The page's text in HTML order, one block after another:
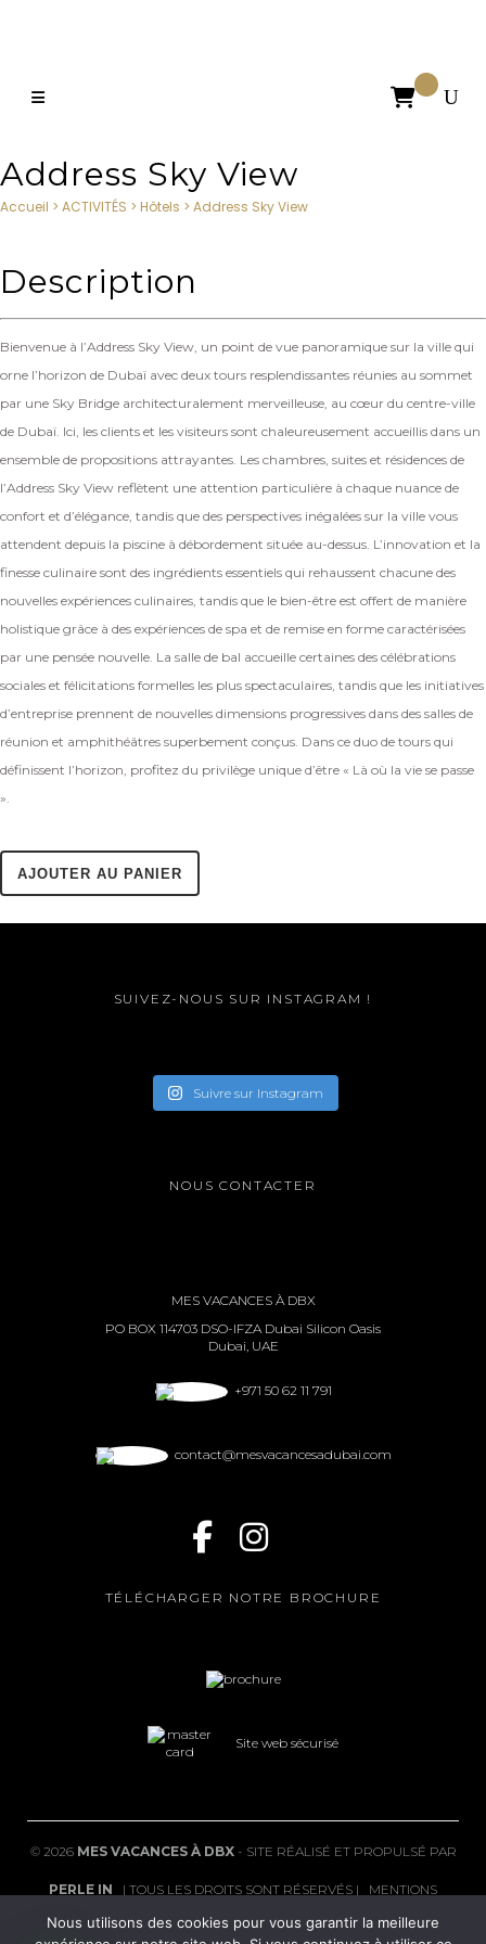

Address Sky View
Accueil > ACTIVITÉS > Hôtels > Address Sky View
Description
Bienvenue à l’Address Sky View, un point de vue panoramique sur la ville qui
orne l’horizon de Dubaï avec deux tours resplendissantes réunies au sommet
par une Sky Bridge architecturalement merveilleuse, au cœur du centre-ville
de Dubaï. Ici, les clients et les visiteurs sont chaleureusement accueillis dans un
ensemble de propositions attrayantes. Les chambres, suites et résidences de
l’Address Sky View reflètent une attention particulière à chaque nuance de
confort et d’élégance, tandis que des perspectives inégalées sur la ville vous
attendent depuis la piscine à débordement située au-dessus. L’innovation et la
finesse culinaire sont des ingrédients essentiels qui rehaussent chacune des
nouvelles expériences culinaires, tandis que le bien-être est offert de manière
holistique grâce à des expériences de spa et de remise en forme caractérisées
par une pensée nouvelle. La salle de bal accueille certaines des célébrations
sociales et félicitations formelles les plus spectaculaires, tandis que les initiatives
d’entreprise prennent de nouvelles dimensions progressives dans des salles de
réunion et amphithéâtres superbement conçus. Dans ce duo de tours qui
définissent l’horizon, profitez du privilège unique d’être « Là où la vie se passe
».
AJOUTER AU PANIER
SUIVEZ-NOUS SUR INSTAGRAM !
Suivre sur Instagram
NOUS CONTACTER
MES VACANCES À DBX
PO BOX 114703 DSO-IFZA Dubai Silicon Oasis
Dubai, UAE
+971 50 62 11 791
contact@mesvacancesadubai.com
TÉLÉCHARGER NOTRE BROCHURE
Site web sécurisé
© 2026 MES VACANCES À DBX- SITE RÉALISÉ ET PROPULSÉ PAR
PERLE IN | TOUS LES DROITS SONT RÉSERVÉS | MENTIONS
LÉGALES| FAQ
Nous utilisons des cookies pour vous garantir la meilleure